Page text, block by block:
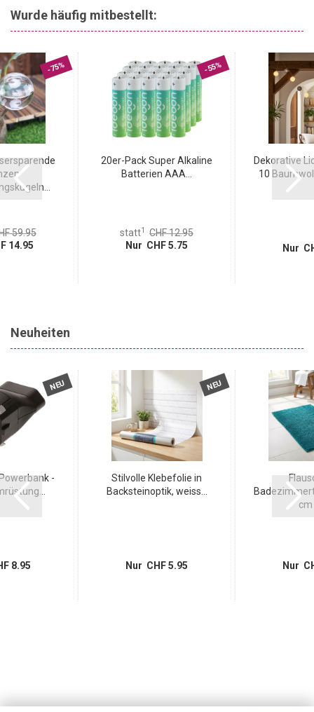
Wurde häufig mitbestellt:
-75%
59.95
14.95
-55%
20er-Pack Super Alkaline
Batterien AAA...
statt1
CHF 12.95
Nur CHF 5.75
Dekorative
10
Nur
Neuheiten
NEU
-
8.95
NEU
Stilvolle Klebefolie in
Backsteinoptik, weiss...
Nur CHF 5.95
cm
Nur